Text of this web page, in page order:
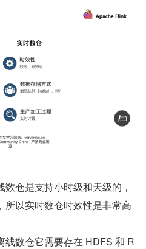
数仓是支持小时级和天级的，
所以实时数仓时效性是非常高
线数仓它需要存在 HDFS 和 R